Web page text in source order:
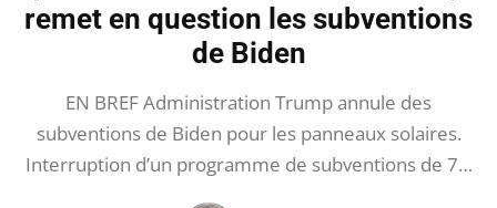
remet en question les subventions
de Biden
EN BREF Administration Trump annule des
subventions de Biden pour les panneaux solaires.
Interruption d’un programme de subventions de 7…